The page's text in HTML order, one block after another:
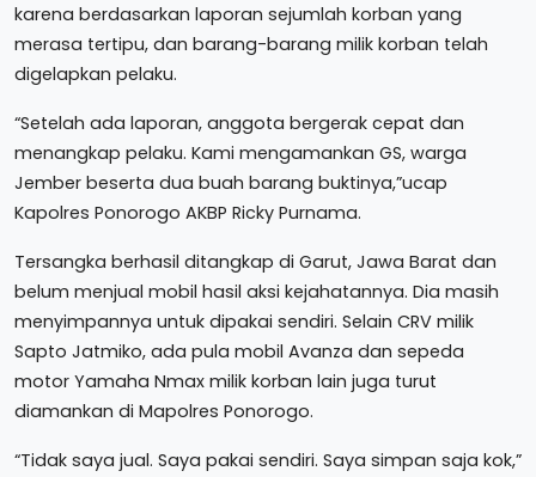
karena berdasarkan laporan sejumlah korban yang
merasa tertipu, dan barang-barang milik korban telah
digelapkan pelaku.
“Setelah ada laporan, anggota bergerak cepat dan
menangkap pelaku. Kami mengamankan GS, warga
Jember beserta dua buah barang buktinya,”ucap
Kapolres Ponorogo AKBP Ricky Purnama.
Tersangka berhasil ditangkap di Garut, Jawa Barat dan
belum menjual mobil hasil aksi kejahatannya. Dia masih
menyimpannya untuk dipakai sendiri. Selain CRV milik
Sapto Jatmiko, ada pula mobil Avanza dan sepeda
motor Yamaha Nmax milik korban lain juga turut
diamankan di Mapolres Ponorogo.
“Tidak saya jual. Saya pakai sendiri. Saya simpan saja kok,”